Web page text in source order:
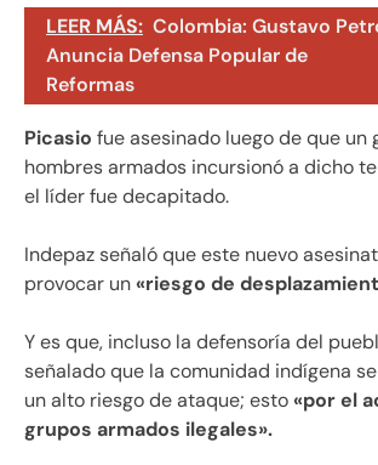
LEER MÁS: Colombia: Gustavo
Anuncia Defensa Popular de
Reformas
Picasio fue asesinado luego de que un
hombres armados incursionó a dicho
el líder fue decapitado.
Indepaz señaló que este nuevo
provocar un«riesgo de
Y es que, incluso la defensoría del
señalado que la comunidad indígena
un alto riesgo de ataque; esto«por el
grupos armados ilegales».